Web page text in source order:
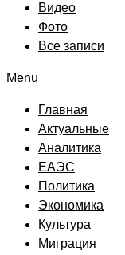
Видео
Фото
Все записи
Menu
Главная
Актуальные
Аналитика
ЕАЭС
Политика
Экономика
Культура
Миграция